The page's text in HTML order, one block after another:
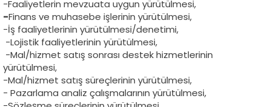
-Faaliyetlerin mevzuata uygun yürütülmesi,
-Finans ve muhasebe işlerinin yürütülmesi,
-İş faaliyetlerinin yürütülmesi/denetimi,
-Lojistik faaliyetlerinin yürütülmesi,
-Mal/hizmet satış sonrası destek hizmetlerinin
yürütülmesi,
-Mal/hizmet satış süreçlerinin yürütülmesi,
- Pazarlama analiz çalışmalarının yürütülmesi,